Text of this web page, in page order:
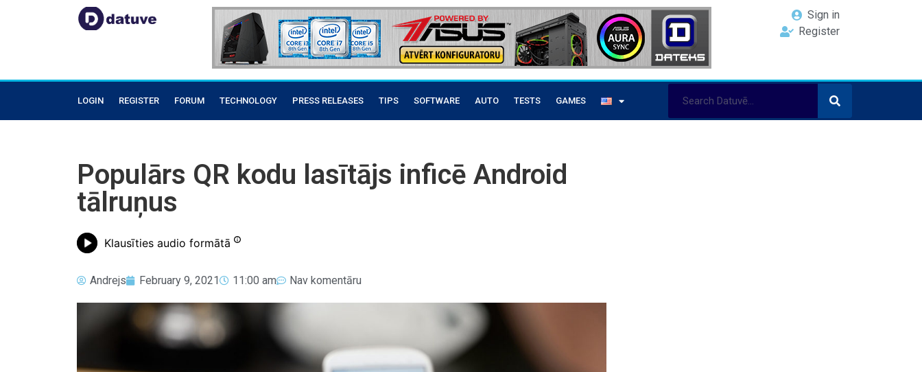
Sign in
Register
LOGIN REGISTER FORUM TECHNOLOGY PRESS RELEASES TIPS SOFTWARE AUTO TESTS GAMES
Populārs QR kodu lasītājs inficē Android
tālruņus
Klausīties audio formātā
Andrejs February 9, 2021 11:00 am Nav komentāru